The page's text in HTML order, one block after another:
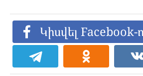
Կիսվել Facebook-